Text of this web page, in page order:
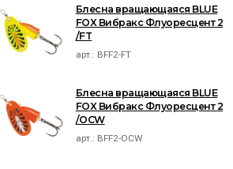
Блесна вращающаяся BLUE
FOX Вибракс Флуоресцент 2
/FT
арт.: BFF2-FT
Блесна вращающаяся BLUE
FOX Вибракс Флуоресцент 2
/OCW
арт.: BFF2-OCW